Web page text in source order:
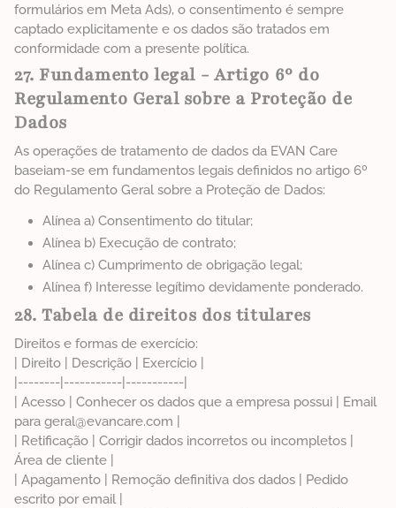
formulários em Meta Ads), o consentimento é sempre
captado explicitamente e os dados são tratados em
conformidade com a presente política.
27. Fundamento legal - Artigo 6º do
Regulamento Geral sobre a Proteção de
Dados
As operações de tratamento de dados da EVAN Care
baseiam-se em fundamentos legais definidos no artigo 6º
do Regulamento Geral sobre a Proteção de Dados:
Alínea a) Consentimento do titular;
Alínea b) Execução de contrato;
Alínea c) Cumprimento de obrigação legal;
Alínea f) Interesse legítimo devidamente ponderado.
28. Tabela de direitos dos titulares
Direitos e formas de exercício:
| Direito | Descrição | Exercício |
|--------|-----------|-----------|
| Acesso | Conhecer os dados que a empresa possui | Email
para geral@evancare.com |
| Retificação | Corrigir dados incorretos ou incompletos |
Área de cliente |
| Apagamento | Remoção definitiva dos dados | Pedido
escrito por email |